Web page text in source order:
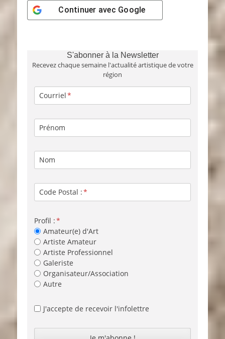
Continuer avec Google
S'abonner à la Newsletter
Recevez chaque semaine l'actualité artistique de votre
région
Courriel
Prénom
Nom
Code Postal :
Profil :
Amateur(e) d'Art
Artiste Amateur
Artiste Professionnel
Galeriste
Organisateur/Association
Autre
J'accepte de recevoir l'infolettre